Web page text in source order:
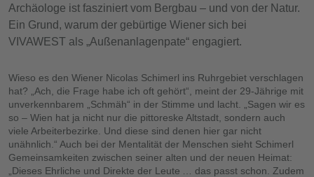
Archäologe ist fasziniert vom Bergbau – und von der Natur.
Ein Grund, warum der gebürtige Wiener sich bei
VIVAWEST als „Außenanlagenpate“ engagiert.
Wieso es den Wiener Nicolas Schimerl ins Ruhrgebiet verschlagen
hat? „Ach, die Frage habe ich oft gehört“, meint der 29-Jährige mit
unverkennbarem „Schmäh“ in der Stimme und lacht. „Sagen wir es
so – Wien hat ja nicht nur die pittoreske Altstadt, sondern auch
viele Arbeiterbezirke. Und diese sind denen hier gar nicht
unähnlich.“ Auch bei der Mentalität der Menschen sieht Schimerl
Gemeinsamkeiten zwischen seiner alten und der neuen Heimat:
„Dieses Ehrliche und Direkte der Leute … das passt schon. Zudem